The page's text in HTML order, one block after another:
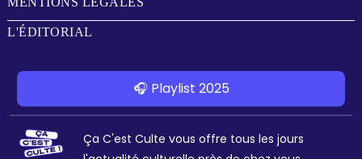
L'ÉDITORIAL
🎧 Playlist 2025
Ça C'est Culte vous offre tous les jours